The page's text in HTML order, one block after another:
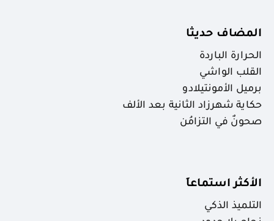
المضاف حديثا
الحرارة الباردة
القلب الواشي
برميل الأمونتيلادو
حكاية شهرزاد الثانية بعد الألف
صحونٌ في التزامُن
الأكثر استماعاَ
التلميذ الذكي